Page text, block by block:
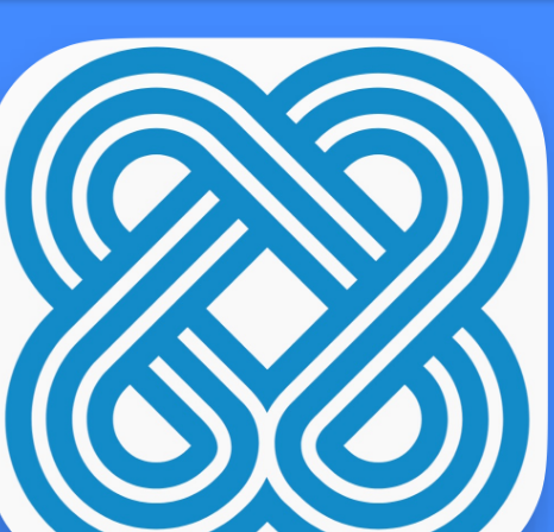
Eltern Ihn Entziffern Sollten!
user
Ebenso divers wie gleichfalls die Familien ich wird somit sekundär dies,
sie weghauen. Effizienz Eltern folgende kulinarische
damit die individuellen Vorlieben kennenzulernen. Wer